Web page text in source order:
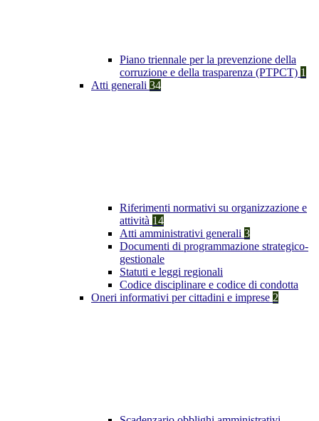
Piano triennale per la prevenzione della
corruzione e della trasparenza (PTPCT) 1
Atti generali 34
Riferimenti normativi su organizzazione e
attività 14
Atti amministrativi generali 3
Documenti di programmazione strategico-
gestionale
Statuti e leggi regionali
Codice disciplinare e codice di condotta
Oneri informativi per cittadini e imprese 2